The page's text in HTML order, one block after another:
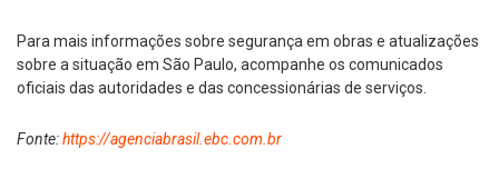
Para mais informações sobre segurança em obras e atualizações
sobre a situação em São Paulo, acompanhe os comunicados
oficiais das autoridades e das concessionárias de serviços.
Fonte:https://agenciabrasil.ebc.com.br